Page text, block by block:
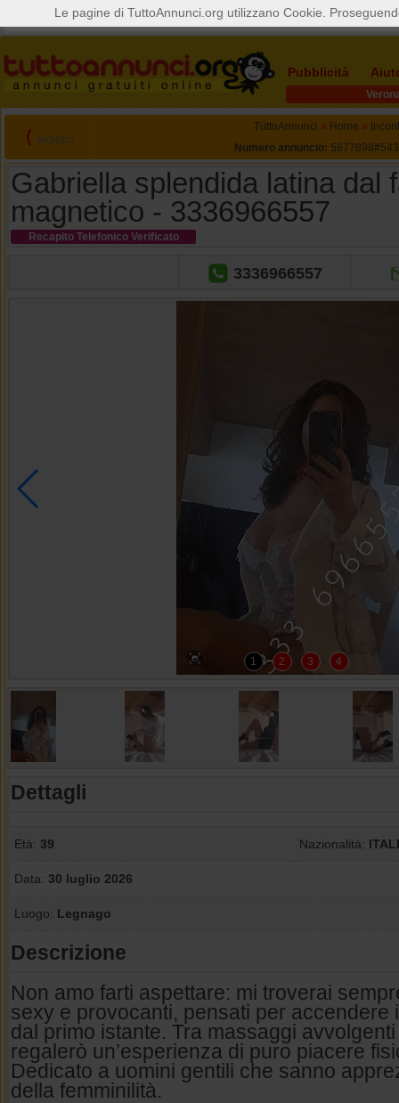
Pubblicità
⟨ Indietro
TuttoAnnunci » Home »
Numero annuncio:
Gabriella splendida latina dal
magnetico - 3336966557
Recapito Telefonico Verificato
3336966557
1 2 3 4
Dettagli
Età: 39 Nazionalità:
Data: 30 luglio 2026
Luogo: Legnago
Descrizione
Non amo farti aspettare: mi troverai
sexy e provocanti, pensati per accendere
dal primo istante. Tra massaggi
regalerò un’esperienza di puro piacere
Dedicato a uomini gentili che sanno
della femminilità.
Le pagine di TuttoAnnunci.org utilizzano Cookie.